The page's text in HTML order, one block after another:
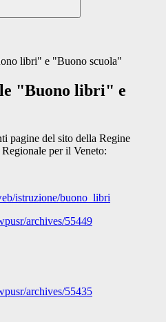
libri" e "Buono scuola"
"Buono libri" e
pagine del sito della Regine
per il Veneto:
istruzione/buono_libri
archives/55449
archives/55435